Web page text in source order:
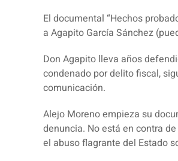
El documental “Hechos
a Agapito García Sánchez
Don Agapito lleva años
condenado por delito fiscal,
comunicación.
Alejo Moreno empieza su
denuncia. No está en contra
el abuso flagrante del Estado